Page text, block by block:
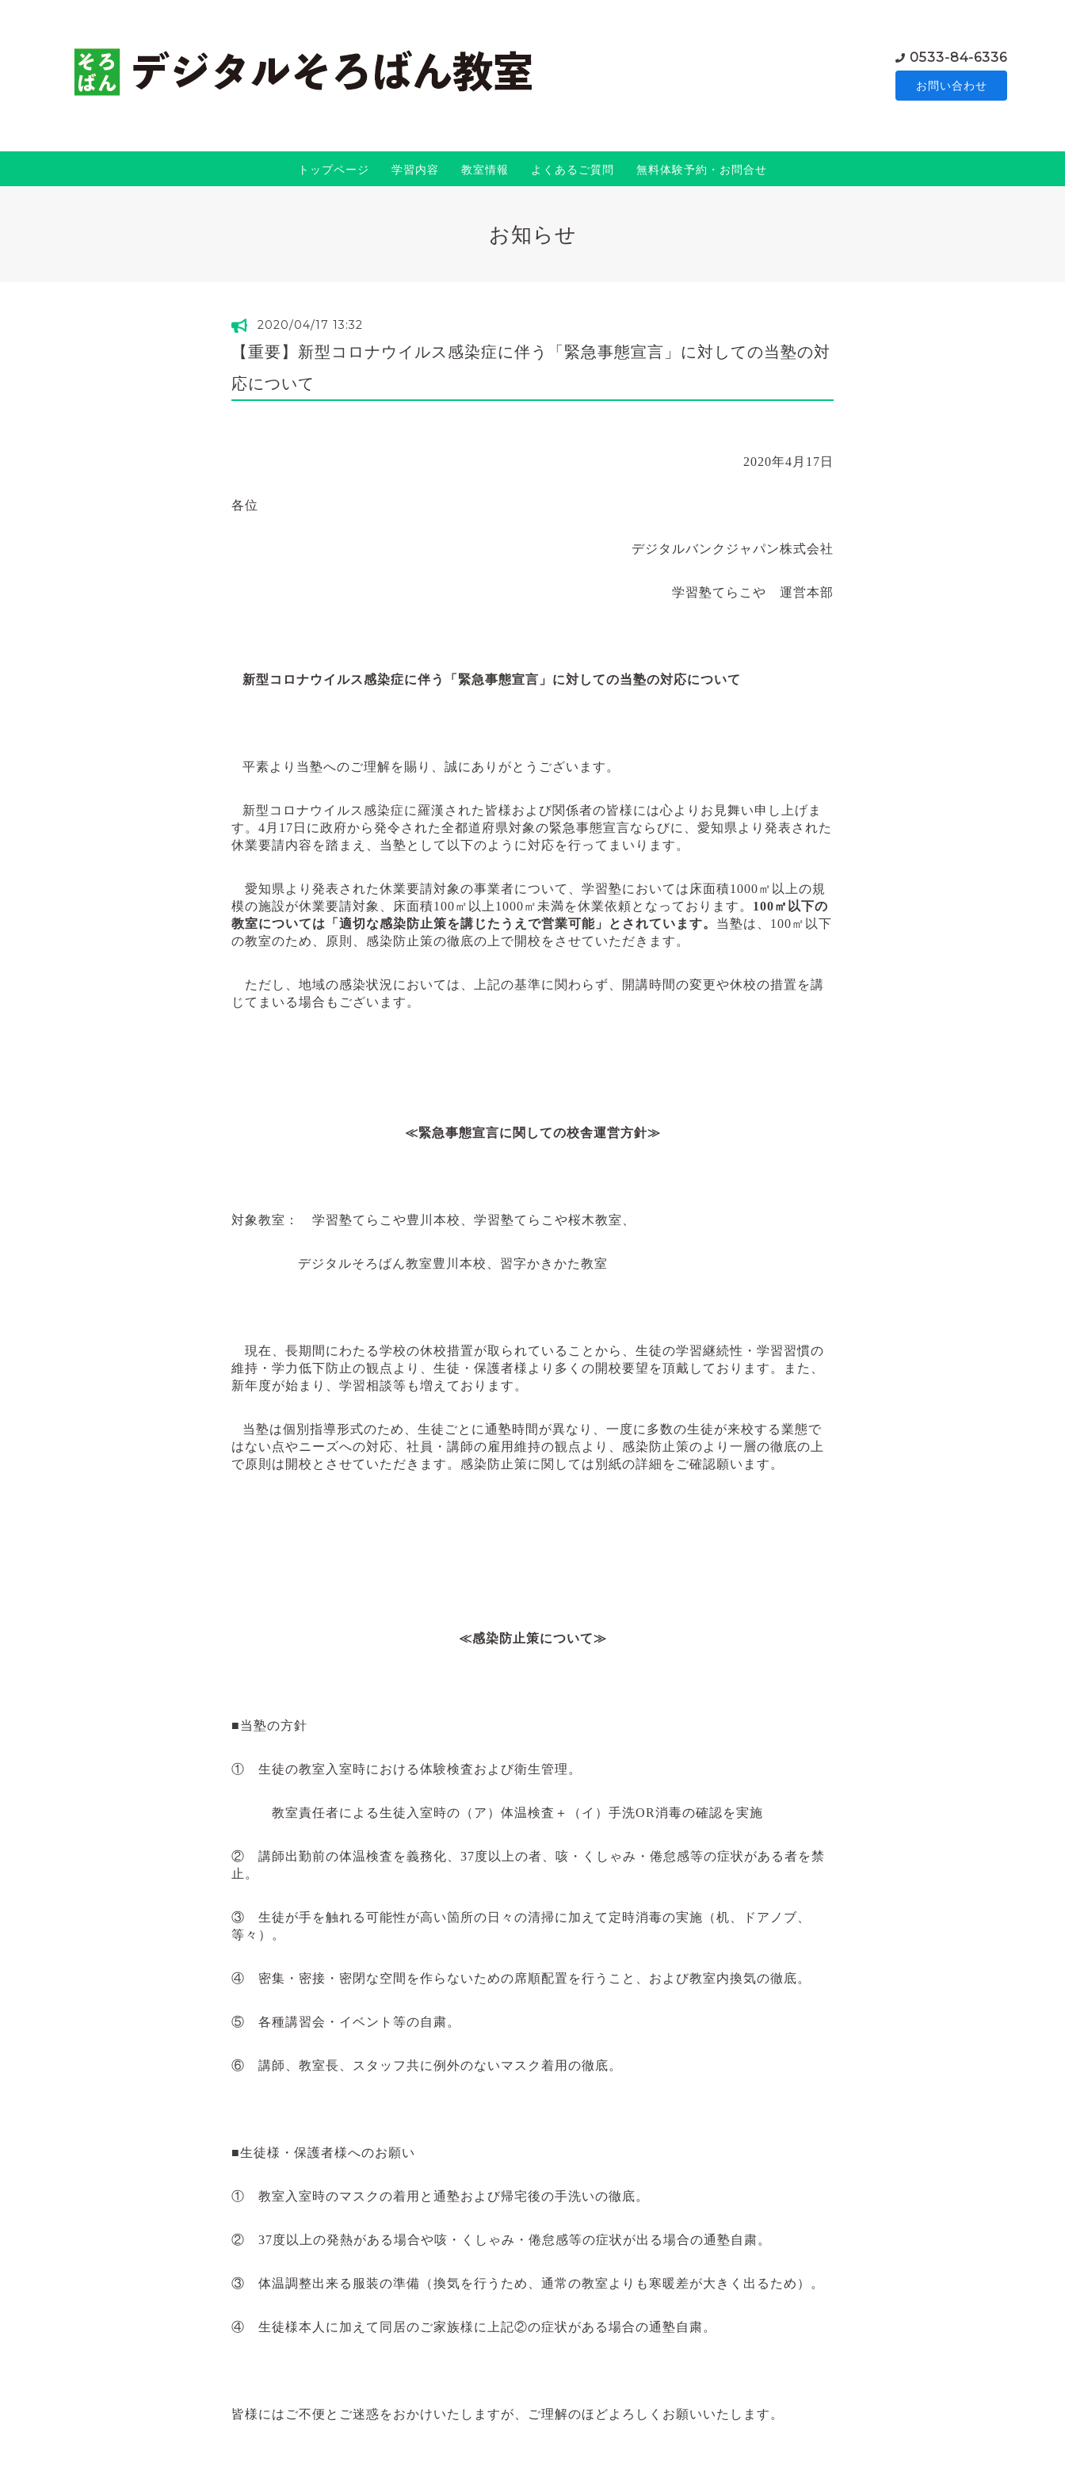
0533-84-6336
お問い合わせ
トップページ 学習内容 教室情報 よくあるご質問 無料体験予約・お問合せ
お知らせ
2020/04/17 13:32
【重要】新型コロナウイルス感染症に伴う「緊急事態宣言」に対しての当塾の対
応について
2020年4 月 17 日
各位
デジタルバンクジャパン株式会社
学習塾てらこや 運営本部
新型コロナウイルス感染症に伴う「緊急事態宣言」に対しての当塾の対応について
平素より当塾へのご理解を賜り、誠にありがとうございます。
新型コロナウイルス感染症に羅漢された皆様および関係者の皆様には心よりお見舞い申し上げま
す。 4 月 17 日に政府から発令された全都道府県対象の緊急事態宣言ならびに、愛知県より発表された
休業要請内容を踏まえ、当塾として以下のように対応を行ってまいります。
愛知県より発表された休業要請対象の事業者について、学習塾においては床面積1000㎡以上の規
模の施設が休業要請対象、床面積100㎡以上 1000㎡未満を休業依頼となっております。 100㎡以下の
教室については「適切な感染防止策を講じたうえで営業可能」とされています。 当塾は、 100㎡以下
の教室のため、原則、感染防止策の徹底の上で開校をさせていただきます。
ただし、地域の感染状況においては、上記の基準に関わらず、開講時間の変更や休校の措置を講
じてまいる場合もございます。
≪緊急事態宣言に関しての校舎運営方針≫
対象教室： 学習塾てらこや豊川本校、学習塾てらこや桜木教室、
デジタルそろばん教室豊川本校、習字かきかた教室
現在、長期間にわたる学校の休校措置が取られていることから、生徒の学習継続性・学習習慣の
維持・学力低下防止の観点より、生徒・保護者様より多くの開校要望を頂戴しております。また、
新年度が始まり、学習相談等も増えております。
当塾は個別指導形式のため、生徒ごとに通塾時間が異なり、一度に多数の生徒が来校する業態で
はない点やニーズへの対応、社員・講師の雇用維持の観点より、感染防止策のより一層の徹底の上
で原則は開校とさせていただきます。感染防止策に関しては別紙の詳細をご確認願います。
≪感染防止策について≫
■当塾の方針
① 生徒の教室入室時における体験検査および衛生管理。
教室責任者による生徒入室時の（ア）体温検査＋（イ）手洗OR消毒の確認を実施
② 講師出勤前の体温検査を義務化、 37度以上の者、咳・くしゃみ・倦怠感等の症状がある者を禁
止。
③ 生徒が手を触れる可能性が高い箇所の日々の清掃に加えて定時消毒の実施（机、ドアノブ、
等々）。
④ 密集・密接・密閉な空間を作らないための席順配置を行うこと、および教室内換気の徹底。
⑤ 各種講習会・イベント等の自粛。
⑥ 講師、教室長、スタッフ共に例外のないマスク着用の徹底。
■生徒様・保護者様へのお願い
① 教室入室時のマスクの着用と通塾および帰宅後の手洗いの徹底。
② 37度以上の発熱がある場合や咳・くしゃみ・倦怠感等の症状が出る場合の通塾自粛。
③ 体温調整出来る服装の準備（換気を行うため、通常の教室よりも寒暖差が大きく出るため）。
④ 生徒様本人に加えて同居のご家族様に上記②の症状がある場合の通塾自粛。
皆様にはご不便とご迷惑をおかけいたしますが、ご理解のほどよろしくお願いいたします。